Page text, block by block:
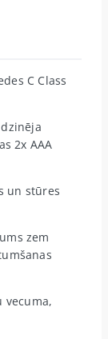
C Class
2x AAA
un stūres
zem
vecuma,